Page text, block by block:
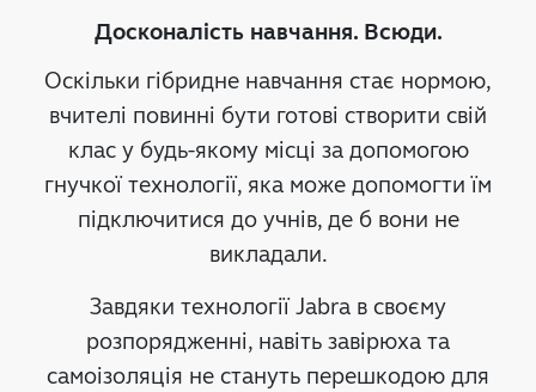
Досконалість навчання. Всюди.
Оскільки гібридне навчання стає нормою,
вчителі повинні бути готові створити свій
клас у будь-якому місці за допомогою
гнучкої технології, яка може допомогти їм
підключитися до учнів, де б вони не
викладали.
Завдяки технології Jabra в своєму
розпорядженні, навіть завірюха та
самоізоляція не стануть перешкодою для